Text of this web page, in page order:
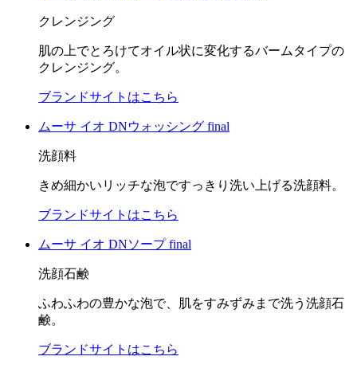
クレンジング
肌の上でとろけてオイル状に変化するバームタイプの
クレンジング。
ブランドサイトはこちら
ムーサ イオ DNウォッシング final
洗顔料
きめ細かいリッチな泡ですっきり洗い上げる洗顔料。
ブランドサイトはこちら
ムーサ イオ DNソープ final
洗顔石鹸
ふわふわの豊かな泡で、肌をすみずみまで洗う洗顔石
鹸。
ブランドサイトはこちら